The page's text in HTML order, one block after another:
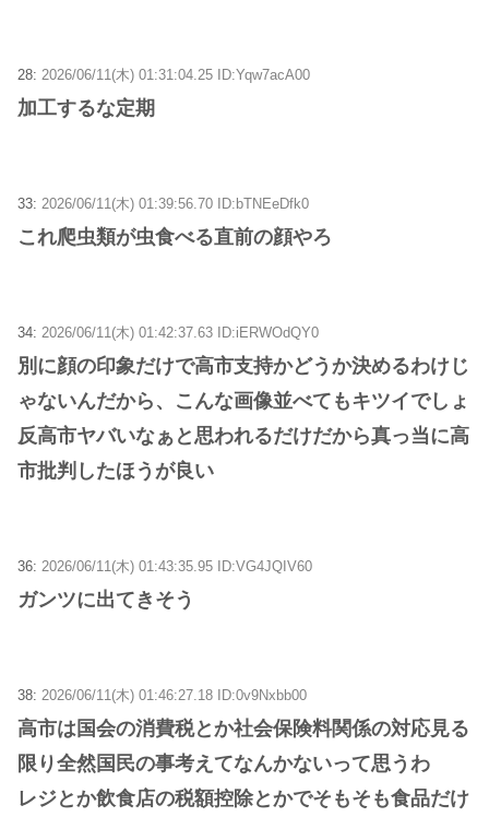
28: 2026/06/11(木) 01:31:04.25 ID:Yqw7acA00
加工するな定期
33: 2026/06/11(木) 01:39:56.70 ID:bTNEeDfk0
これ爬虫類が虫食べる直前の顔やろ
34: 2026/06/11(木) 01:42:37.63 ID:iERWOdQY0
別に顔の印象だけで高市支持かどうか決めるわけじ
ゃないんだから、こんな画像並べてもキツイでしょ
反高市ヤバいなぁと思われるだけだから真っ当に高
市批判したほうが良い
36: 2026/06/11(木) 01:43:35.95 ID:VG4JQIV60
ガンツに出てきそう
38: 2026/06/11(木) 01:46:27.18 ID:0v9Nxbb00
高市は国会の消費税とか社会保険料関係の対応見る
限り全然国民の事考えてなんかないって思うわ
レジとか飲食店の税額控除とかでそもそも食品だけ